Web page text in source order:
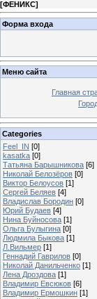
[ФЕНИКС]
Форма входа
Меню сайта
Главная
Categories
Feel_IN [0]
kasatka [0]
Татьяна Барышникова [6]
Николай Белозёров [0]
Виктор Белоусов [1]
Сергей Беляев [4]
Владислав Бородин [0]
Юрий Будаев [4]
Нина Буйносова [1]
Ольга Булыгина [0]
Людмила Быкова [1]
Л.Вильмер [1]
Геннадий Гаврилов [0]
Николай Данильченко [1]
Лена Дроздова [1]
Владимир Евсюков [6]
Владимир Ермошкин [1]